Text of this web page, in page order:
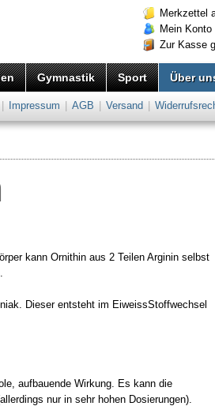
Merkzettel
Mein Konto
Zur Kasse
Gymnastik Sport Über
Impressum AGB Versand
kann Ornithin aus 2 Teilen Arginin selbst
Dieser entsteht im EiweissStoffwechsel
aufbauende Wirkung. Es kann die
nur in sehr hohen Dosierungen).